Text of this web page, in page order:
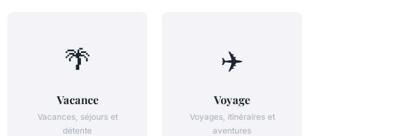
🌴
Vacance
Vacances, séjours et
détente
✈️
Voyage
Voyages, itinéraires et
aventures